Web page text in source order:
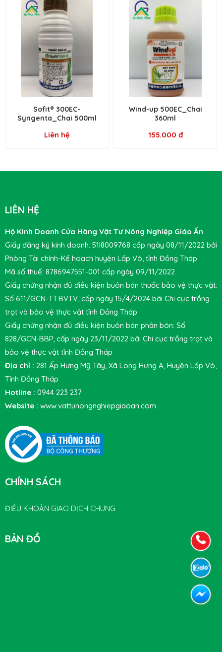
Sofit® 300EC-
Syngenta_Chai 500ml
Liên hệ
Wind-up 500EC_Chai
360ml
155.000 đ
LIÊN HỆ
Hộ Kinh Doanh Cửa Hàng Vật Tư Nông Nghiệp Giáo Ẩn
Giấy đăng ký kinh doanh: 51I8009768 cấp ngày 08/11/2022 bởi
Phòng Tài chính-Kế hoạch huyện Lấp Vò, tỉnh Đồng Tháp
Mã số thuế: 8786947551-001 cấp ngày 09/11/2022
Giấy chứng nhận đủ điều kiện buôn bán thuốc bảo vệ thực vật:
Số 611/GCN-TT.BVTV, cấp ngày 15/4/2024 bởi Chi cục trồng
trọt và bảo vệ thực vật tỉnh Đồng Tháp
Giấy chứng nhận đủ điều kiện buôn bán phân bón: Số
828/GCN-BBP, cấp ngày 23/11/2022 bởi Chi cục trồng trọt và
bảo vệ thực vật tỉnh Đồng Tháp
Địa chỉ : 281 Ấp Hưng Mỹ Tây, Xã Long Hưng A, Huyện Lấp Vò,
Tỉnh Đồng Tháp
Hotline : 0944 223 237
Website : www.vattunongnghiepgiaoan.com
CHÍNH SÁCH
ĐIỀU KHOẢN GIAO DỊCH CHUNG
BẢN ĐỒ